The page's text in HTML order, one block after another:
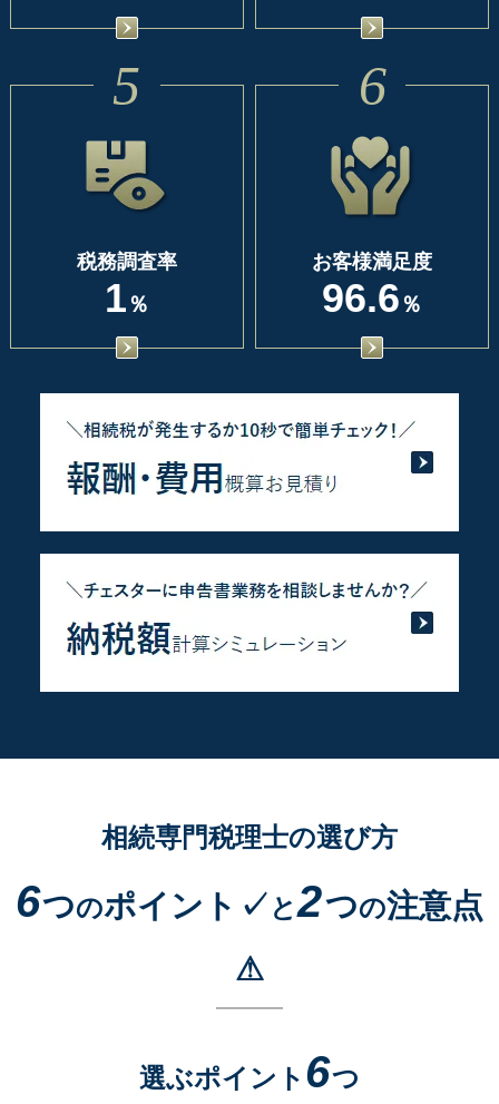
5
税務調査率
1 ％
6
お客様満足度
96.6 ％
相続専門税理士の選び方
6つのポイント✓ と2つの注意点
⚠
選ぶポイント 6つ